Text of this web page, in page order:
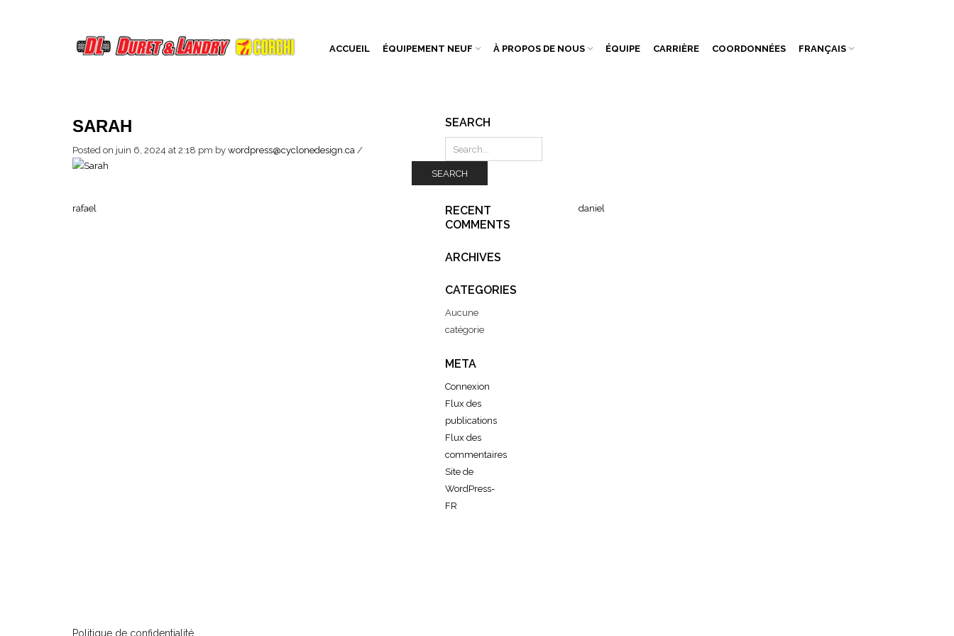
ACCUEIL ÉQUIPEMENT NEUF À PROPOS DE NOUS ÉQUIPE CARRIÈRE COORDONNÉES FRANÇAIS
SARAH
Posted on juin 6, 2024 at 2:18 pm by wordpress@cyclonedesign.ca /
rafael daniel
SEARCH
SEARCH
RECENT
COMMENTS
ARCHIVES
CATEGORIES
Aucune
catégorie
META
Connexion
Flux des
publications
Flux des
commentaires
Site de
WordPress-
FR
Politique de confidentialité